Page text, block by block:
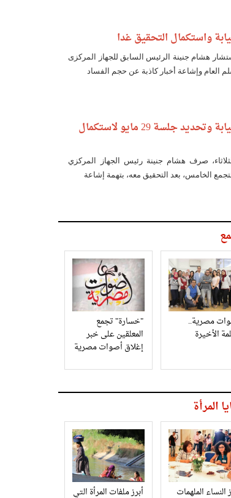
واستكمال التحقيق غدا
هشام جنينة الرئيس السابق للجهاز المركزى
العام وإشاعة أخبار كاذبة عن حجم الفساد
صرف هشام جنينة من سرايا النيابة وتحديد جلسة 29 مايو لاستكمال
صرف هشام جنينة رئيس الجهاز المركزي
الخامس، بعد التحقيق معه، بتهمة إشاعة
مصرية..
الأخيرة
"خسارة" تجمع
المعلقين على خبر
إغلاق أصوات مصرية
المرأة
النساء الملهمات
أبرز ملفات المرأة التي